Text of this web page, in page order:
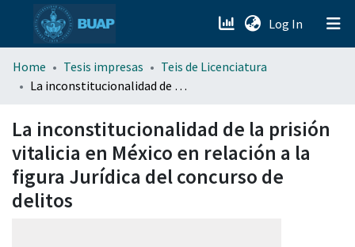
Log In (current)
menu.section.about_menu
Home Tesis impresas
Teis de Licenciatura
La inconstitucionalidad de la prisión vitalicia en México en relación a la figura Jurídica del concurso de delitos
La inconstitucionalidad de la prisión
vitalicia en México en relación a la
figura Jurídica del concurso de
delitos